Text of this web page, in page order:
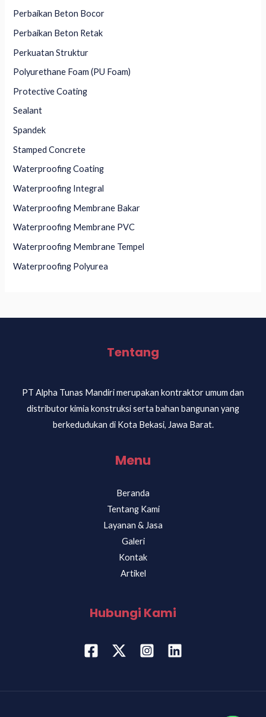
Perbaikan Beton Bocor
Perbaikan Beton Retak
Perkuatan Struktur
Polyurethane Foam (PU Foam)
Protective Coating
Sealant
Spandek
Stamped Concrete
Waterproofing Coating
Waterproofing Integral
Waterproofing Membrane Bakar
Waterproofing Membrane PVC
Waterproofing Membrane Tempel
Waterproofing Polyurea
Tentang
PT Alpha Tunas Mandiri merupakan kontraktor umum dan
distributor kimia konstruksi serta bahan bangunan yang
berkedudukan di Kota Bekasi, Jawa Barat.
Menu
Beranda
Tentang Kami
Layanan & Jasa
Galeri
Kontak
Artikel
Hubungi Kami